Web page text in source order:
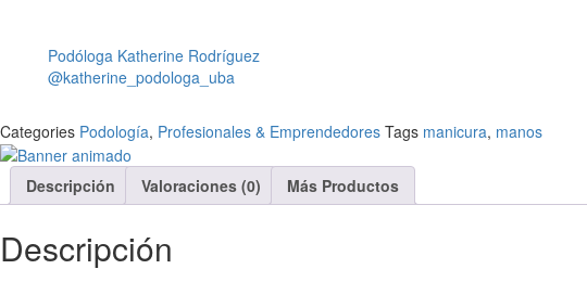
Podóloga Katherine Rodríguez
@katherine_podologa_uba
Categories Podología, Profesionales & Emprendedores Tags manicura, manos
Descripción Valoraciones (0) Más Productos
Descripción